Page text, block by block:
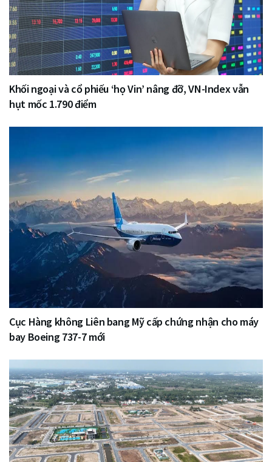
Khối ngoại và cổ phiếu ‘họ Vin’ nâng đỡ, VN-Index vẫn
hụt mốc 1.790 điểm
Cục Hàng không Liên bang Mỹ cấp chứng nhận cho máy
bay Boeing 737-7 mới